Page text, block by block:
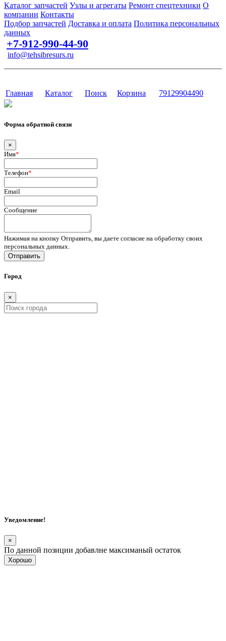
Каталог запчастей Узлы и агрегаты Ремонт спецтехники О
компании Контакты
Подбор запчастей Доставка и оплата Политика персональных
данных
+7-912-990-44-90
info@tehsibresurs.ru
Главная Каталог Поиск Корзина 79129904490
Форма обратной связи
×
Имя*
Телефон*
Email
Сообщение
Нажимая на кнопку Отправить, вы даете согласие на обработку своих
персональных данных.
Отправить
Город
×
Уведомление!
×
По данной позиции добавлне максиманый остаток
Хорошо